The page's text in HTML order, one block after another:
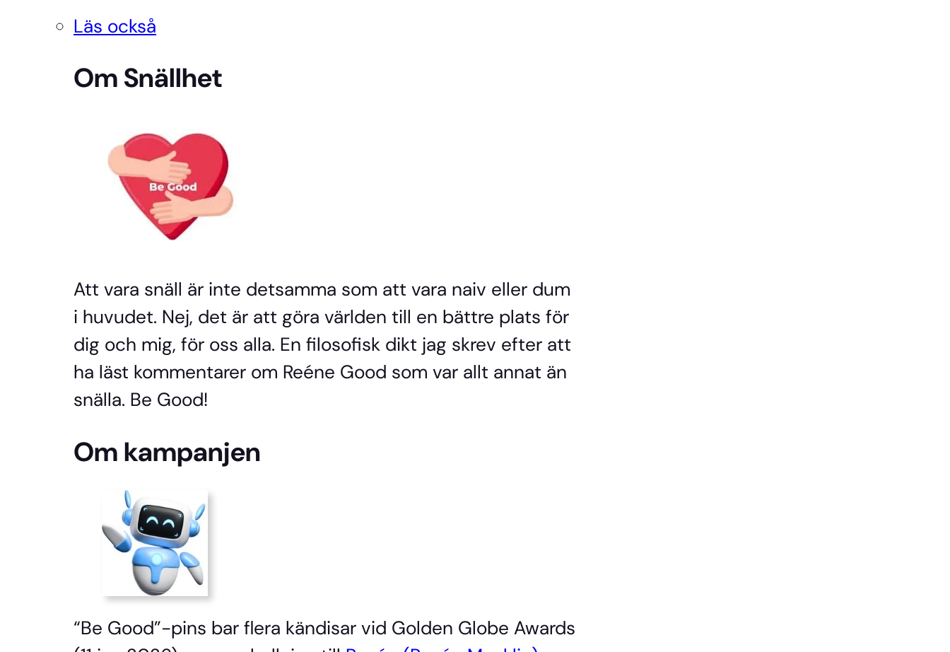
Läs också
Om Snällhet
Att vara snäll är inte detsamma som att vara naiv eller dum
i huvudet. Nej, det är att göra världen till en bättre plats för
dig och mig, för oss alla. En filosofisk dikt jag skrev efter att
ha läst kommentarer om Reéne Good som var allt annat än
snälla. Be Good!
Om kampanjen
“Be Good”-pins bar flera kändisar vid Golden Globe Awards